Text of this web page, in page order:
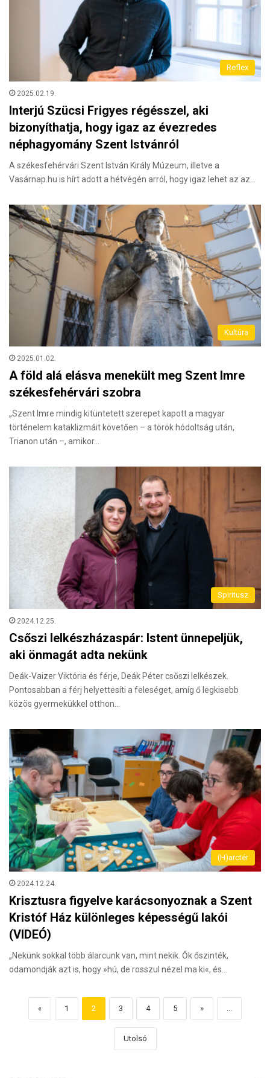
Reflex
2025.02.19.
Interjú Szücsi Frigyes régésszel, aki
bizonyíthatja, hogy igaz az évezredes
néphagyomány Szent Istvánról
A székesfehérvári Szent István Király Múzeum, illetve a
Vasárnap.hu is hírt adott a hétvégén arról, hogy igaz lehet az az…
Kultúra
2025.01.02.
A föld alá elásva menekült meg Szent Imre
székesfehérvári szobra
„Szent Imre mindig kitüntetett szerepet kapott a magyar
történelem kataklizmáit követően – a török hódoltság után,
Trianon után –, amikor…
Spiritusz
2024.12.25.
Csőszi lelkészházaspár: Istent ünnepeljük,
aki önmagát adta nekünk
Deák-Vaizer Viktória és férje, Deák Péter csőszi lelkészek.
Pontosabban a férj helyettesíti a feleséget, amíg ő legkisebb
közös gyermekükkel otthon…
(H)arctér
2024.12.24.
Krisztusra figyelve karácsonyoznak a Szent
Kristóf Ház különleges képességű lakói
(VIDEÓ)
„Nekünk sokkal több álarcunk van, mint nekik. Ők őszinték,
odamondják azt is, hogy »hú, de rosszul nézel ma ki«, és…
« 1 2 3 4 5 » ...
Utolsó